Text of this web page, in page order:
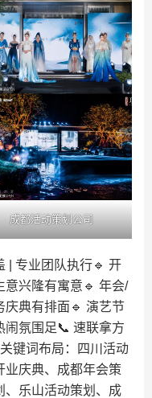
成都活动策划公司
| 专业团队执行🔹 开
意兴隆有寓意🔹 年会/
庆典有排面🔹 演艺节
闹氛围足📞 速联拿方
键词布局：四川活动
业庆典、成都年会策
、乐山活动策划、成